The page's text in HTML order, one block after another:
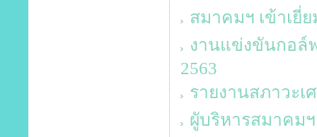
สมาคมฯ เข้าเยี่ย
งานแข่งขันกอล์
2563
รายงานสภาวะเ
ผูับริหารสมาคม